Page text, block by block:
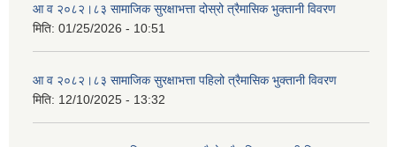
आ व २०८२।८३ सामाजिक सुरक्षाभत्ता दोस्रो त्रैमासिक भुक्तानी विवरण
मिति: 01/25/2026 - 10:51
आ व २०८२।८३ सामाजिक सुरक्षाभत्ता पहिलो त्रैमासिक भुक्तानी विवरण
मिति: 12/10/2025 - 13:32